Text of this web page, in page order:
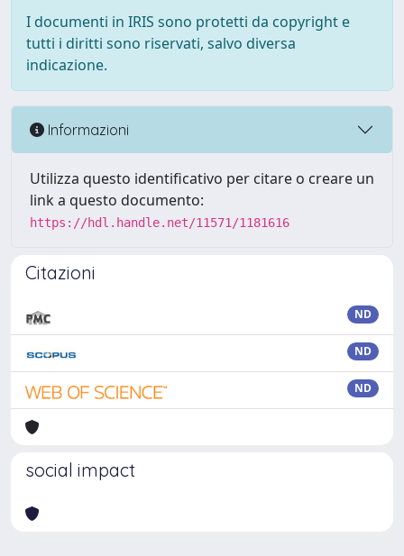
I documenti in IRIS sono protetti da copyright e
tutti i diritti sono riservati, salvo diversa
indicazione.
Informazioni
Utilizza questo identificativo per citare o creare un
link a questo documento:
https://hdl.handle.net/11571/1181616
Citazioni
ND
ND
ND
social impact